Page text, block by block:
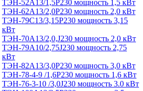
ТЭН-52А13/1,5Р230 мощность 1,5 кВт
ТЭН-62А13/2,0Р230 мощность 2,0 кВт
ТЭН-79С13/3,15Р230 мощность 3,15
кВт
ТЭН-70А13/2,0,J230 мощность 2,0 кВт
ТЭН-79А10/2,75J230 мощность 2,75
кВт
ТЭН-82А13/3,0Р230 мощность 3,0 кВт
ТЭН-78-4-9 /1,6P230 мощность 1,6 кВт
ТЭН-76-3-10 /3,0J230 мощность 3.0 кВт